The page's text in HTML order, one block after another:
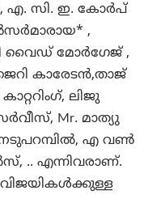
എ. സി. ഇ. കോർപ്‌
,
വൈഡ് മോർഗേജ് ,
കാരേടന്‍,താജ്
ലിജു
Mr. മാത്യു
എ വൺ
.. എന്നിവരാണ്.
വിജയികൾക്കുള്ള